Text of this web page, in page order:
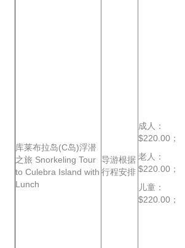
库莱布拉岛(C岛)浮潜
之旅 Snorkeling Tour
to Culebra Island with
Lunch
导游根据
行程安排
成人：
$220.00；
老人：
$220.00；
儿童：
$220.00；